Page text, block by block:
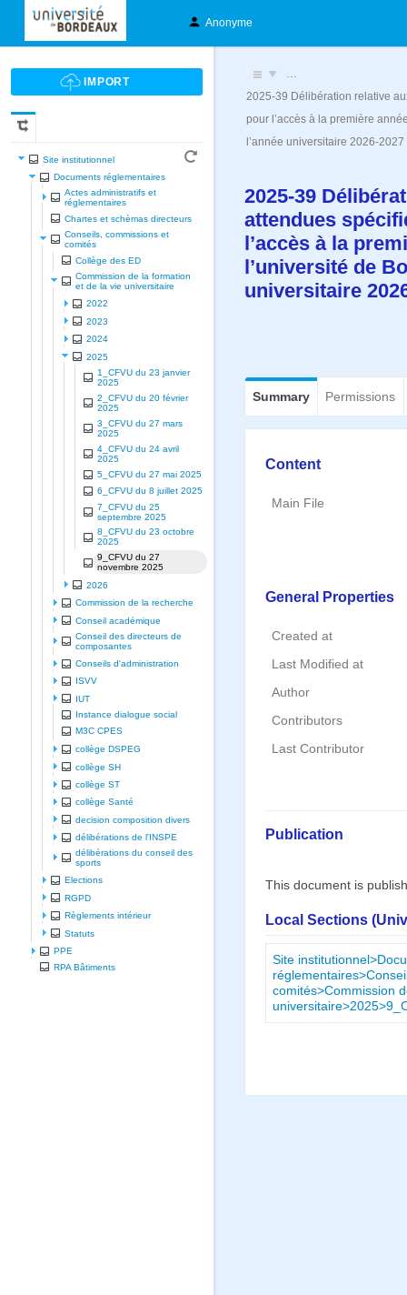
Anonyme
Site institutionnel
Documents réglementaires
Actes administratifs et
réglementaires
Chartes et schèmas directeurs
Conseils, commissions et
comités
Collège des ED
Commission de la formation
et de la vie universitaire
2022
2023
2024
2025
1_CFVU du 23 janvier
2025
2_CFVU du 20 février
2025
3_CFVU du 27 mars
2025
4_CFVU du 24 avril
2025
5_CFVU du 27 mai 2025
6_CFVU du 8 juillet 2025
7_CFVU du 25
septembre 2025
8_CFVU du 23 octobre
2025
9_CFVU du 27
novembre 2025
2026
Commission de la recherche
Conseil académique
Conseil des directeurs de
composantes
Conseils d'administration
ISVV
IUT
Instance dialogue social
M3C CPES
collège DSPEG
collège SH
collège ST
collège Santé
decision composition divers
délibérations de l'INSPE
délibérations du conseil des
sports
Elections
RGPD
Règlements intérieur
Statuts
PPE
RPA Bâtiments
…
2025-39 Délibération relative
pour l’accès à la première
l’année universitaire 2026-2027
2025-39
attendues
l’accès à la
l’université de
universitaire
Summary Permissions
Content
Main File
General Properties
Created at
Last Modified at
Author
Contributors
Last Contributor
Publication
This document is
Local Sections
Site
comités>Commission